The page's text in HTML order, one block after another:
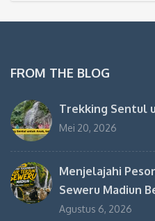
FROM THE BLOG
Trekking Sentul
Mei 20, 2026
Menjelajahi
Seweru Madiun
Agustus 6, 2026